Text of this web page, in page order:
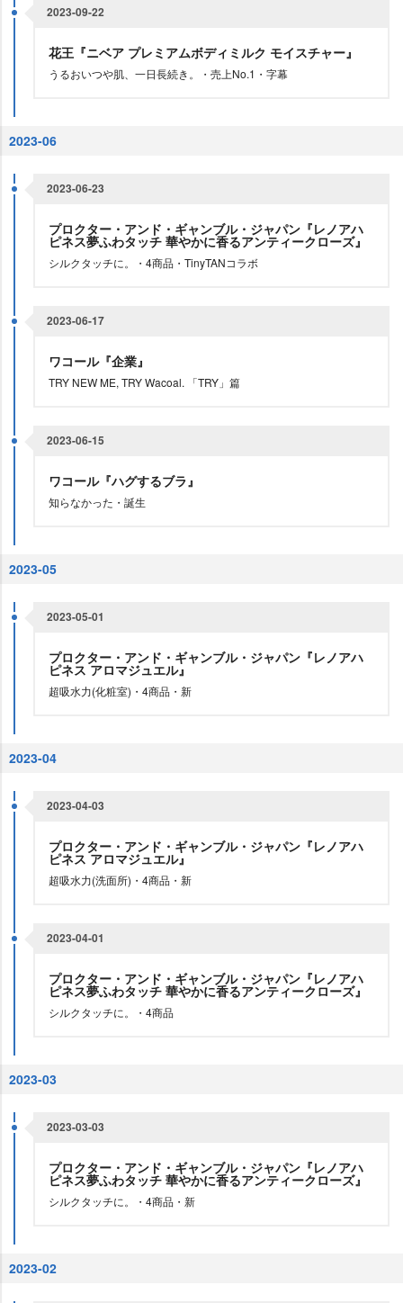
2023-09-22
花王『ニベア プレミアムボディミルク モイスチャー』
うるおいつや肌、一日長続き。・売上No.1・字幕
2023-06
2023-06-23
プロクター・アンド・ギャンブル・ジャパン『レノアハ
ピネス夢ふわタッチ 華やかに香るアンティークローズ』
シルクタッチに。・4商品・TinyTANコラボ
2023-06-17
ワコール『企業』
TRY NEW ME, TRY Wacoal. 「TRY」篇
2023-06-15
ワコール『ハグするブラ』
知らなかった・誕生
2023-05
2023-05-01
プロクター・アンド・ギャンブル・ジャパン『レノアハ
ピネス アロマジュエル』
超吸水力(化粧室)・4商品・新
2023-04
2023-04-03
プロクター・アンド・ギャンブル・ジャパン『レノアハ
ピネス アロマジュエル』
超吸水力(洗面所)・4商品・新
2023-04-01
プロクター・アンド・ギャンブル・ジャパン『レノアハ
ピネス夢ふわタッチ 華やかに香るアンティークローズ』
シルクタッチに。・4商品
2023-03
2023-03-03
プロクター・アンド・ギャンブル・ジャパン『レノアハ
ピネス夢ふわタッチ 華やかに香るアンティークローズ』
シルクタッチに。・4商品・新
2023-02